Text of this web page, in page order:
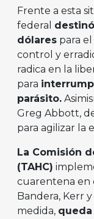
Frente a esta
federal
dólares para
control y
radica en la
para
parásito.
Greg Abbott,
para agilizar la
La Comisión
(TAHC)
cuarentena en
Bandera, Kerr
medida,